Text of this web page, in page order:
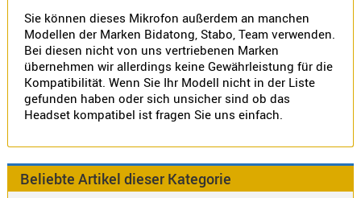
Alinco
Sie können dieses Mikrofon außerdem an manchen
Modellen der Marken Bidatong, Stabo, Team verwenden.
Bei diesen nicht von uns vertriebenen Marken
übernehmen wir allerdings keine Gewährleistung für die
Kompatibilität. Wenn Sie Ihr Modell nicht in der Liste
gefunden haben oder sich unsicher sind ob das
Headset kompatibel ist fragen Sie uns einfach.
Beliebte Artikel dieser Kategorie